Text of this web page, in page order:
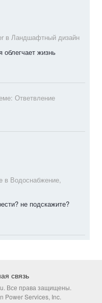
в Ландшафтный дизайн
облегчает жизнь
Ответвление
в Водоснабжение,
не подскажите?
связь
Все права защищены.
Power Services, Inc.